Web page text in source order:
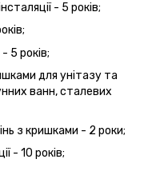
- 5 років;
5 років;
для унітазу та
ванн, сталевих
з кришками - 2 роки;
- 10 років;